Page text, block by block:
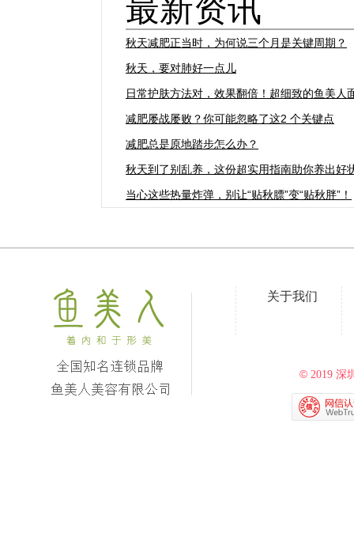
最新资讯
秋天减肥正当时，为何说三个月是关键周期？
秋天，要对肺好一点儿
日常护肤方法对，效果翻倍！超细致的鱼美人
减肥屡战屡败？你可能忽略了这2 个关键点
减肥总是原地踏步怎么办？
秋天到了别乱养，这份超实用指南助你养出好
当心这些热量炸弹，别让“贴秋膘”变“贴秋胖”！
关于我们
© 2019 深